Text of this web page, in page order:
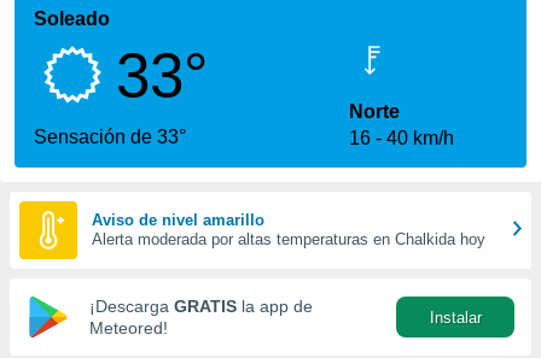
ha
calidad.
a este
las
y
forma
digital
basada
Soleado
33°
Sensación de 33°
Norte
16
40 km/h
Aviso de nivel amarillo
Alerta moderada por altas temperaturas en Chalkida hoy
¡Descarga GRATIS la app de
Meteored!
Instalar